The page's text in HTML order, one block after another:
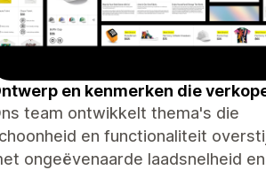
en kenmerken die
team ontwikkelt thema's die
en functionaliteit
ongeëvenaarde laadsnelheid